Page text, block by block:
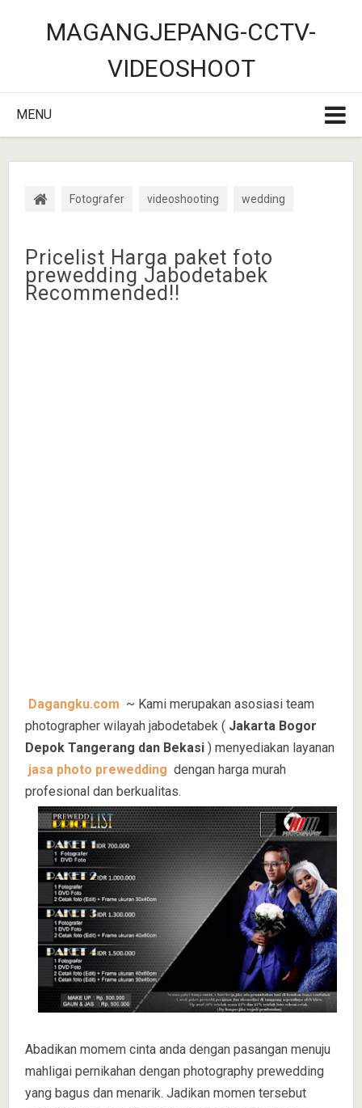
MAGANGJEPANG-CCTV-
VIDEOSHOOT
MENU
Fotografer videoshooting wedding
Pricelist Harga paket foto
prewedding Jabodetabek
Recommended!!
Dagangku.com ~ Kami merupakan asosiasi team
photographer wilayah jabodetabek ( Jakarta Bogor
Depok Tangerang dan Bekasi ) menyediakan layanan
jasa photo prewedding dengan harga murah
profesional dan berkualitas.
Abadikan momem cinta anda dengan pasangan menuju
mahligai pernikahan dengan photography prewedding
yang bagus dan menarik. Jadikan momen tersebut